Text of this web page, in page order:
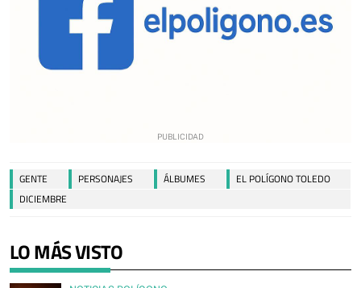
GENTE PERSONAJES ÁLBUMES
EL POLÍGONO TOLEDO
DICIEMBRE
LO MÁS VISTO